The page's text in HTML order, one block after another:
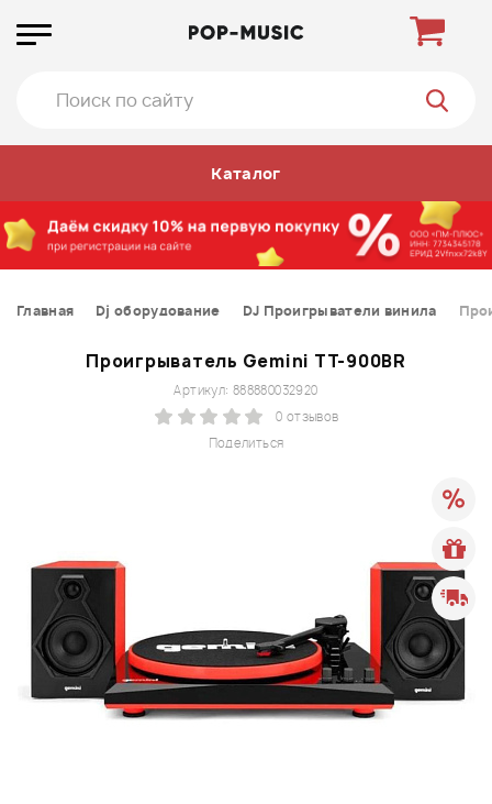
Каталог
Главная Dj оборудование DJ Проигрыватели винила
Проигрыватель Gemini TT-900BR
Поделиться
Артикул: 888880032920
0 отзывов